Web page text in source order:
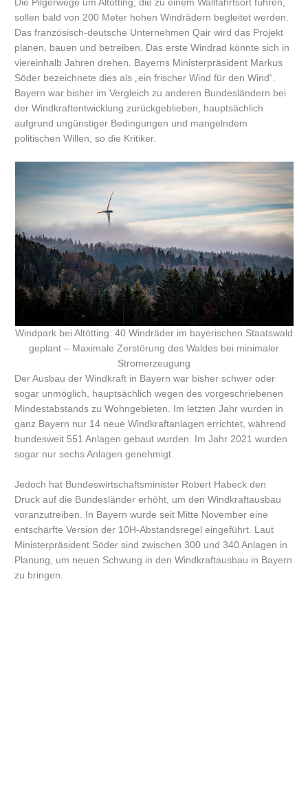
Die Pilgerwege um Altötting, die zu einem Wallfahrtsort führen,
sollen bald von 200 Meter hohen Windrädern begleitet werden.
Das französisch-deutsche Unternehmen Qair wird das Projekt
planen, bauen und betreiben. Das erste Windrad könnte sich in
viereinhalb Jahren drehen. Bayerns Ministerpräsident Markus
Söder bezeichnete dies als „ein frischer Wind für den Wind“.
Bayern war bisher im Vergleich zu anderen Bundesländern bei
der Windkraftentwicklung zurückgeblieben, hauptsächlich
aufgrund ungünstiger Bedingungen und mangelndem
politischen Willen, so die Kritiker.
Windpark bei Altötting: 40 Windräder im bayerischen Staatswald
geplant – Maximale Zerstörung des Waldes bei minimaler
Stromerzeugung
Der Ausbau der Windkraft in Bayern war bisher schwer oder
sogar unmöglich, hauptsächlich wegen des vorgeschriebenen
Mindestabstands zu Wohngebieten. Im letzten Jahr wurden in
ganz Bayern nur 14 neue Windkraftanlagen errichtet, während
bundesweit 551 Anlagen gebaut wurden. Im Jahr 2021 wurden
sogar nur sechs Anlagen genehmigt.
Jedoch hat Bundeswirtschaftsminister Robert Habeck den
Druck auf die Bundesländer erhöht, um den Windkraftausbau
voranzutreiben. In Bayern wurde seit Mitte November eine
entschärfte Version der 10H-Abstandsregel eingeführt. Laut
Ministerpräsident Söder sind zwischen 300 und 340 Anlagen in
Planung, um neuen Schwung in den Windkraftausbau in Bayern
zu bringen.